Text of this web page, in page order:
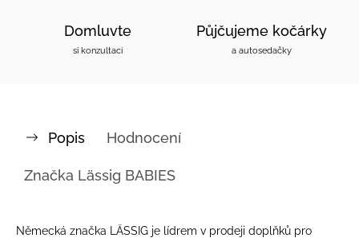
Domluvte
si konzultaci
Půjčujeme kočárky
a autosedačky
Popis Hodnocení
Značka Lässig BABIES
Německá značka LÄSSIG je lídrem v prodeji doplňků pro